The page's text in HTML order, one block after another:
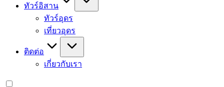
ทัวร์อิสาน
ทัวร์อุดร
เที่ยวอุดร
ติดต่อ
เกี่ยวกับเรา